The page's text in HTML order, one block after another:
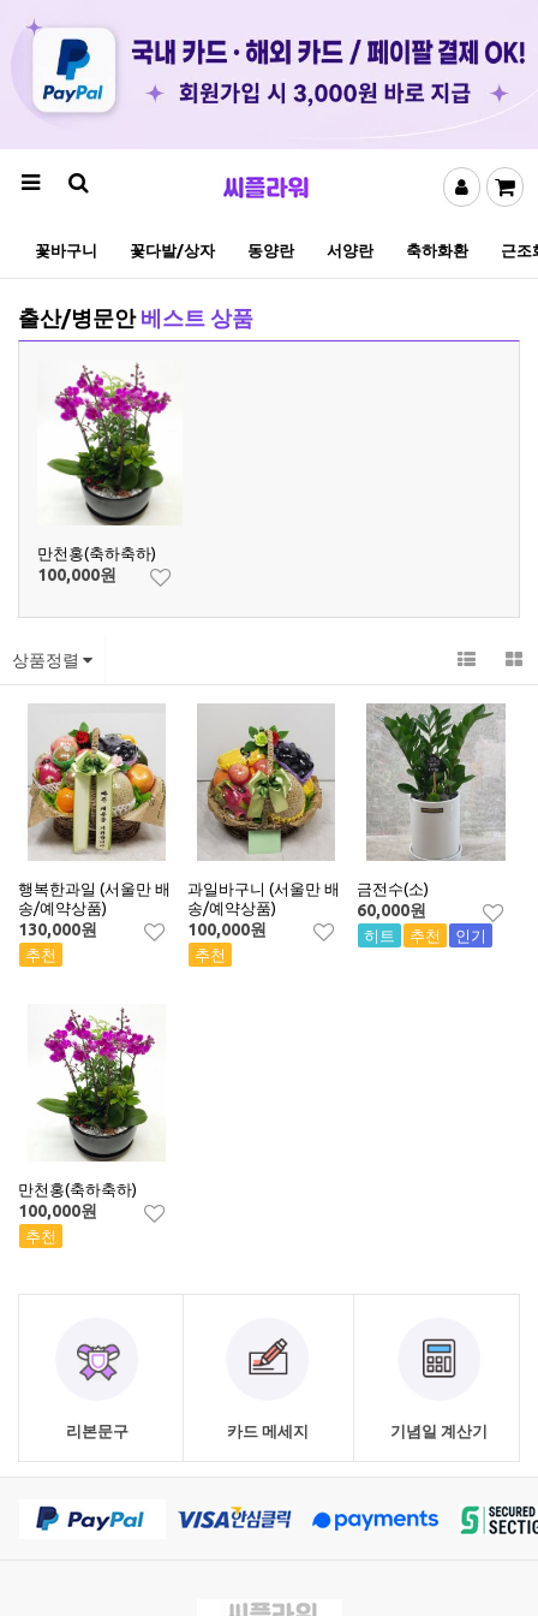
꽃바구니 꽃다발/상자 동양란 서양란 축하화환 근조
출산/병문안 베스트 상품
만천홍(축하축하)
100,000원
상품정렬
행복한과일 (서울만 배
송/예약상품)
130,000원
추천
과일바구니 (서울만 배
송/예약상품)
100,000원
추천
금전수(소)
60,000원
히트 추천 인기
만천홍(축하축하)
100,000원
추천
리본문구 카드 메세지 기념일 계산기